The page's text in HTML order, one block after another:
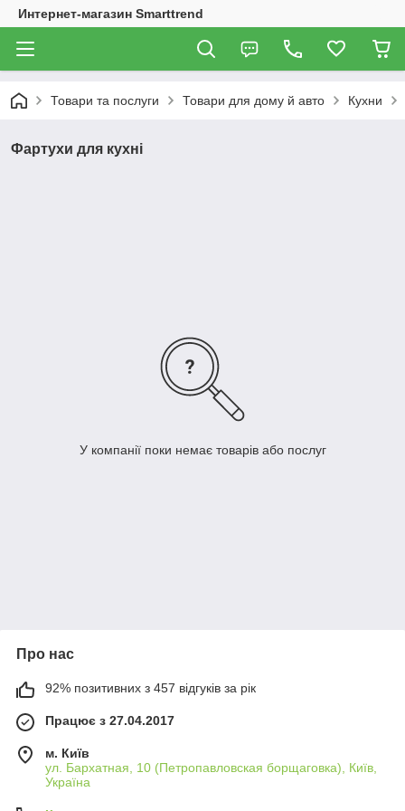
Интернет-магазин Smarttrend
Товари та послуги Товари для дому й авто Кухни
Фартухи для кухні
У компанії поки немає товарів або послуг
Про нас
92% позитивних з 457 відгуків за рік
Працює з 27.04.2017
м. Київ
ул. Бархатная, 10 (Петропавловская борщаговка), Київ,
Україна